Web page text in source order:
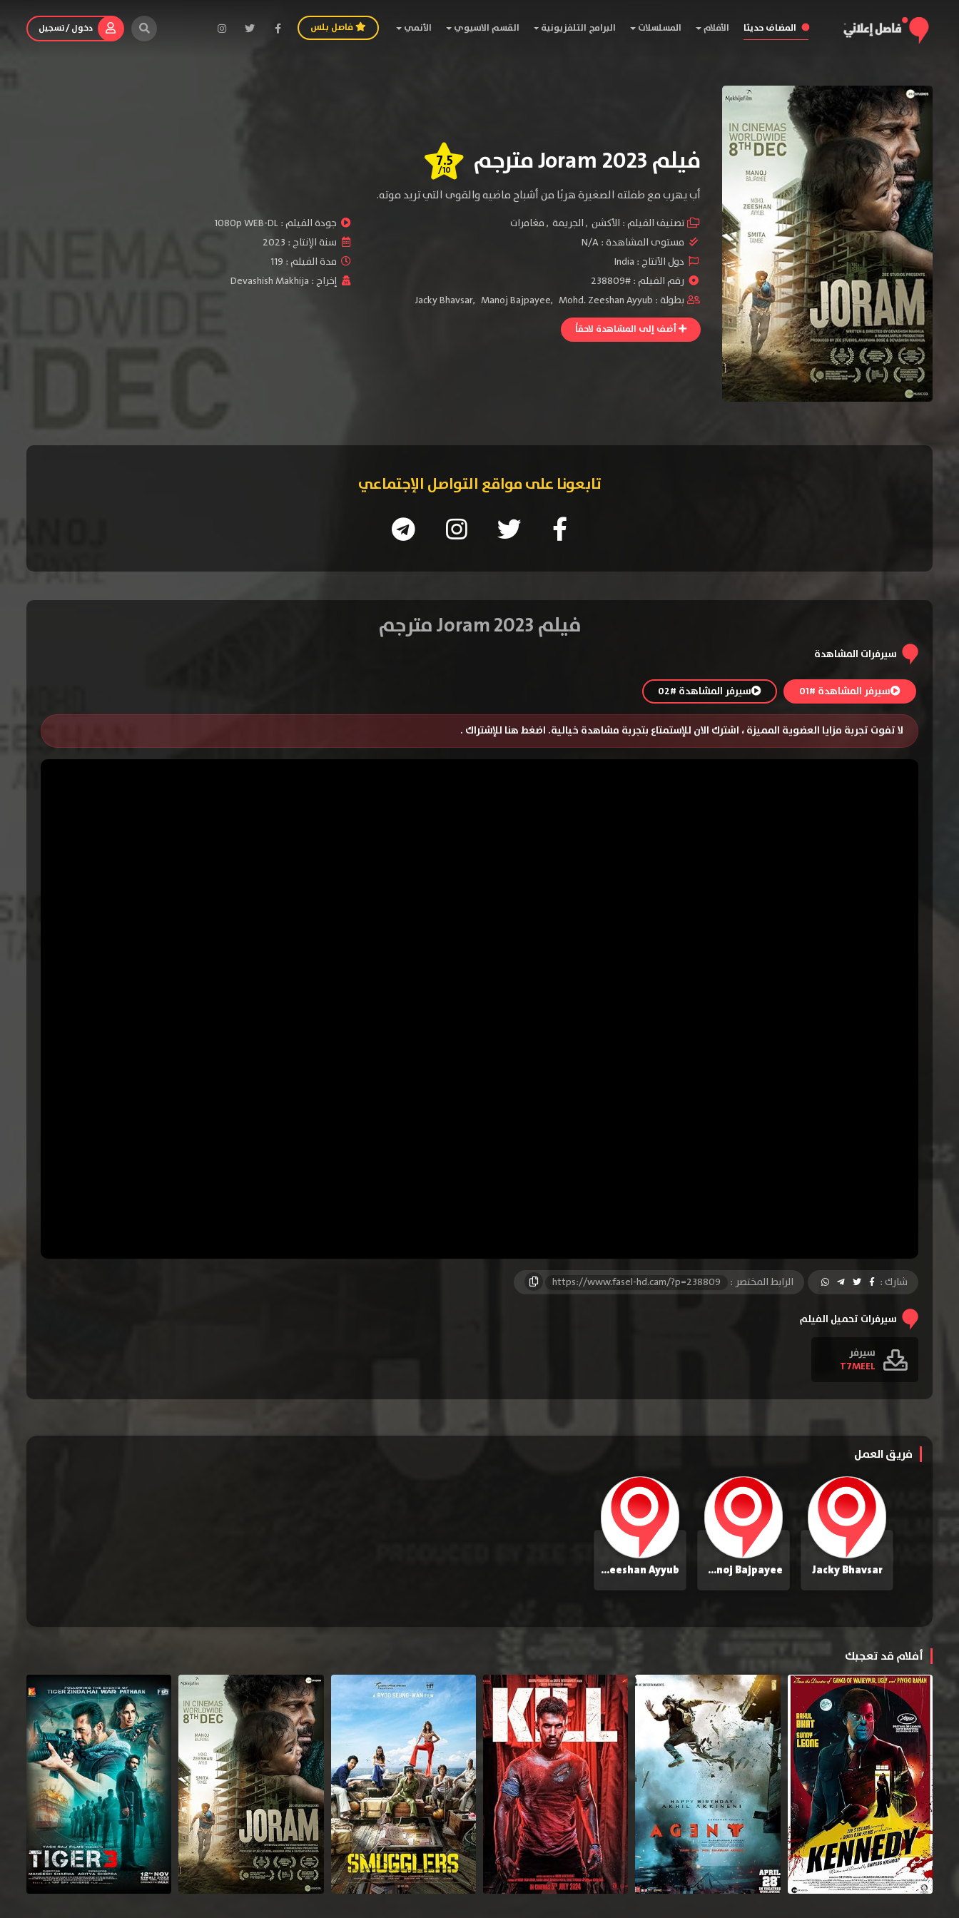
المضاف حديثا الأفلام المسلسلات البرامج التلفزيونية القسم الاسيوي الأنمي فاصل بلس دخول / تسجيل
فيلم Joram 2023 مترجم 7.5
/10
أب يهرب مع طفلته الصغيرة هربًا من أشباح ماضيه والقوى التي تريد موته.
تصنيف الفيلم : الأكشن ,الجريمة ,مغامرات جودة الفيلم :1080p WEB-DL
مستوى المشاهدة :N/A سنة الإنتاج : 2023
دول الأنتاج : India
مدة الفيلم : 119
رقم الفيلم : #238809
إخراج : Devashish Makhija
بطولة :
Jacky Bhavsar, Manoj Bajpayee, Mohd. Zeeshan Ayyub
أضف إلى المشاهدة لاحقاً
تابعونا على مواقع التواصل الإجتماعي
فيلم Joram 2023 مترجم
سيرفرات المشاهدة
سيرفر المشاهدة #01 سيرفر المشاهدة #02
لا تفوت تجربة مزايا العضوية المميزة ، اشترك الان للإستمتاع بتجربة مشاهدة خيالية. اضغط هنا للإشتراك .
شارك : الرابط المختصر : https://www.fasel-hd.cam/?p=238809
سيرفرات تحميل الفيلم
سيرفر
T7MEEL
فريق العمل
Jacky Bhavsar
Manoj Bajpayee
Mohd. Zeeshan Ayyub
أفلام قد تعجبك